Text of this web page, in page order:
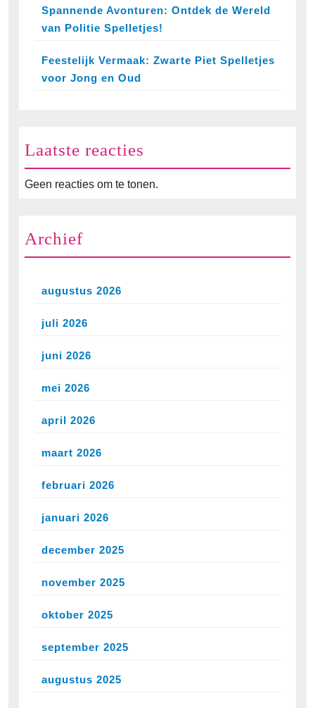
Spannende Avonturen: Ontdek de Wereld
van Politie Spelletjes!
Feestelijk Vermaak: Zwarte Piet Spelletjes
voor Jong en Oud
Laatste reacties
Geen reacties om te tonen.
Archief
augustus 2026
juli 2026
juni 2026
mei 2026
april 2026
maart 2026
februari 2026
januari 2026
december 2025
november 2025
oktober 2025
september 2025
augustus 2025